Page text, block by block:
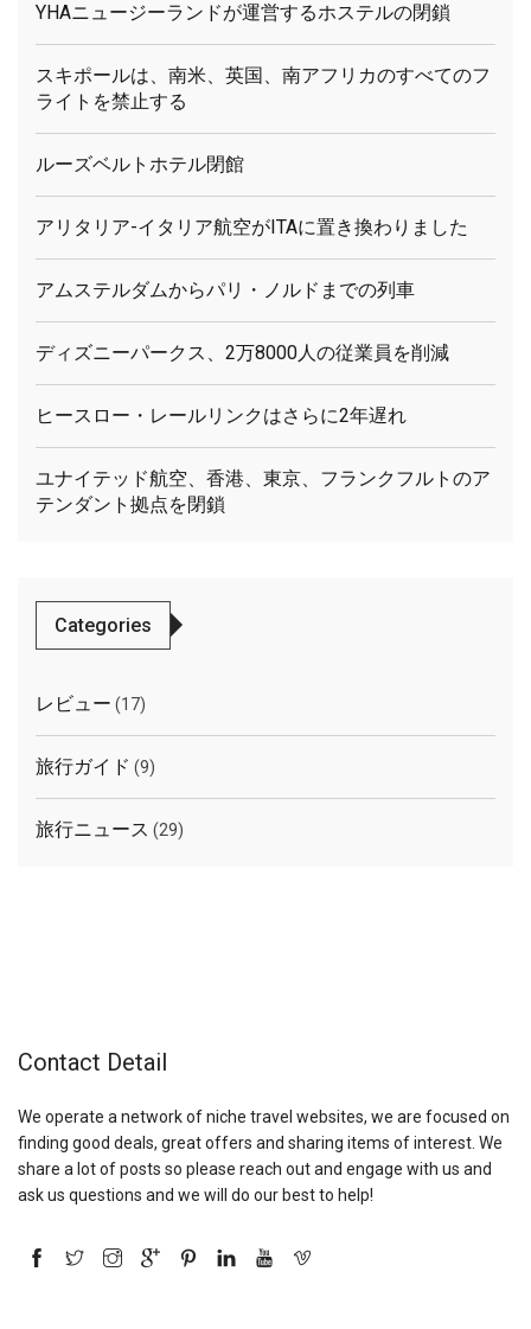
YHAニュージーランドが運営するホステルの閉鎖
スキポールは、南米、英国、南アフリカのすべてのフ
ライトを禁止する
ルーズベルトホテル閉館
アリタリア-イタリア航空がITAに置き換わりました
アムステルダムからパリ・ノルドまでの列車
ディズニーパークス、2万8000人の従業員を削減
ヒースロー・レールリンクはさらに2年遅れ
ユナイテッド航空、香港、東京、フランクフルトのア
テンダント拠点を閉鎖
Categories
レビュー (17)
旅行ガイド (9)
旅行ニュース (29)
Contact Detail
We operate a network of niche travel websites, we are focused on
finding good deals, great offers and sharing items of interest. We
share a lot of posts so please reach out and engage with us and
ask us questions and we will do our best to help!